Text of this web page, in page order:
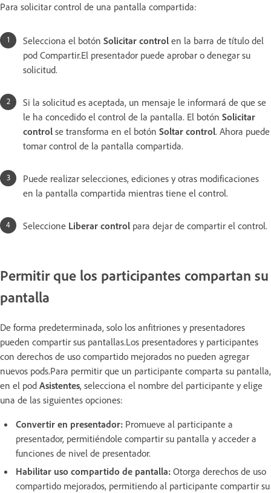
Para solicitar control de una pantalla compartida:
Selecciona el botón Solicitar control en la barra de título del
pod Compartir.El presentador puede aprobar o denegar su
solicitud.
Si la solicitud es aceptada, un mensaje le informará de que se
le ha concedido el control de la pantalla. El botón Solicitar
control se transforma en el botón Soltar control. Ahora puede
tomar control de la pantalla compartida.
Puede realizar selecciones, ediciones y otras modificaciones
en la pantalla compartida mientras tiene el control.
Seleccione Liberar control para dejar de compartir el control.
Permitir que los participantes compartan su
pantalla
De forma predeterminada, solo los anfitriones y presentadores
pueden compartir sus pantallas.Los presentadores y participantes
con derechos de uso compartido mejorados no pueden agregar
nuevos pods.Para permitir que un participante comparta su pantalla,
en el pod Asistentes, selecciona el nombre del participante y elige
una de las siguientes opciones:
Convertir en presentador: Promueve al participante a
presentador, permitiéndole compartir su pantalla y acceder a
funciones de nivel de presentador.
Habilitar uso compartido de pantalla: Otorga derechos de uso
compartido mejorados, permitiendo al participante compartir su